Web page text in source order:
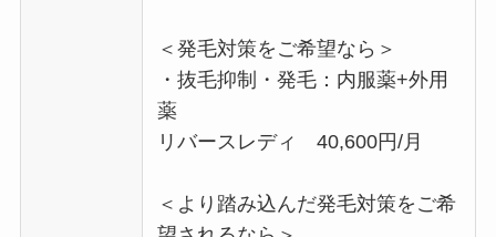
＜発毛対策をご希望なら＞
・抜毛抑制・発毛：内服薬+外用
薬
リバースレディ 40,600円/月
＜より踏み込んだ発毛対策をご希